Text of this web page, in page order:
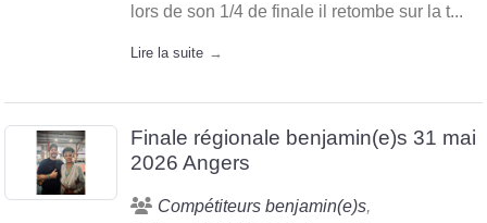
lors de son 1/4 de finale il retombe sur la t...
Lire la suite
Finale régionale benjamin(e)s 31 mai
2026 Angers
Compétiteurs benjamin(e)s